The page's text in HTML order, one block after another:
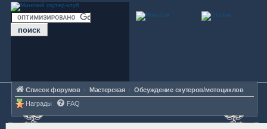
Список форумов Мастерская
Обсуждение скутеров/мотоциклов
Награды
FAQ